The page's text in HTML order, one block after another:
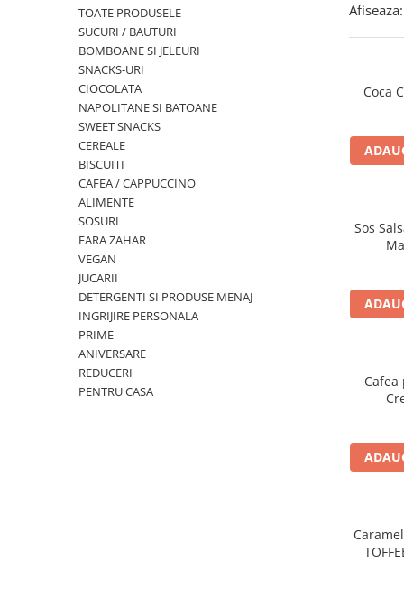
TOATE PRODUSELE
SUCURI / BAUTURI
BOMBOANE SI JELEURI
SNACKS-URI
CIOCOLATA
NAPOLITANE SI BATOANE
SWEET SNACKS
CEREALE
BISCUITI
CAFEA / CAPPUCCINO
ALIMENTE
SOSURI
FARA ZAHAR
VEGAN
JUCARII
DETERGENTI SI PRODUSE MENAJ
INGRIJIRE PERSONALA
PRIME
ANIVERSARE
REDUCERI
PENTRU CASA
Afiseaza:
Coca
Sos